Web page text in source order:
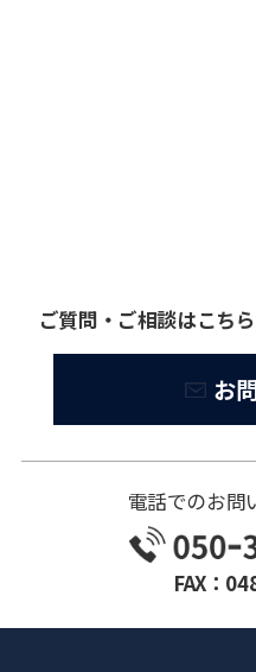
ご質問・ご相談はこち
お
電話でのお問
FAX：